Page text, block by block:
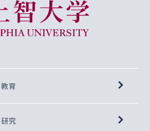
University
教育
研究